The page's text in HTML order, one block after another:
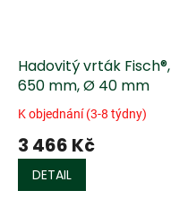
Hadovitý vrták Fisch®,
650 mm, Ø 40 mm
K objednání (3-8 týdny)
3 466 Kč
DETAIL